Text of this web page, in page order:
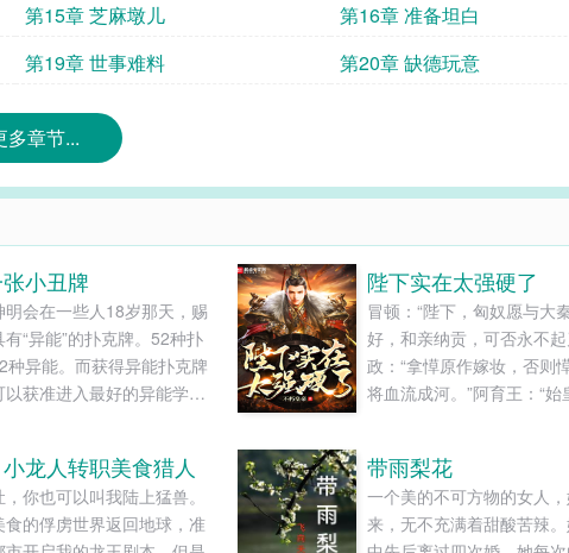
第15章 芝麻墩儿
第16章 准备坦白
第19章 世事难料 第20章 缺德玩意
多章节...
小丑牌
明会在一些人18岁那天，赐
“异能”的扑克牌。52种扑
种异能。而获得异能扑克牌
以获准进入最好的异能学
而某处，一个少年拿着自
，将所有52种异能用了个
震惊失色。“你是啥牌啊？”
陛下实在太强硬了
冒顿：“陛下，匈奴愿与大
好，和亲纳贡，可否永不
政：“拿愺原作嫁妆，否则
将血流成河。”阿育王：“始
狗吧！”凯撒：“罗马人宁可
不跪着生。”嬴政：“想多了
死。”艳后：“政哥哥，我想
龙人转职美食猎人
你也可以叫我陆上猛兽。
食的俘虏世界返回地球，准
带雨梨花
一个美的不可方物的女人
来，无不充满着甜酸苦辣